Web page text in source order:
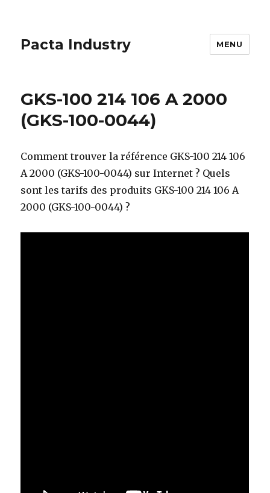
Pacta Industry MENU
GKS-100 214 106 A 2000
(GKS-100-0044)
Comment trouver la référence GKS-100 214 106
A 2000 (GKS-100-0044) sur Internet ? Quels
sont les tarifs des produits GKS-100 214 106 A
2000 (GKS-100-0044) ?